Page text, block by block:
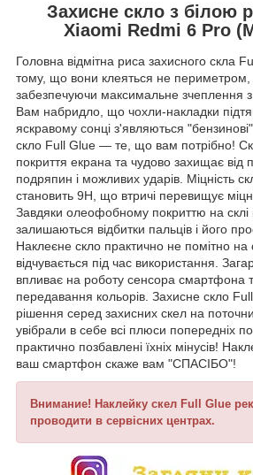
Захисне скло з білою
Xiaomi Redmi 6 Pro
Головна відмітна риса захисного скла
тому, що вони клеяться не периметром,
забезпечуючи максимальне зчеплення
Вам набридло, що чохли-накладки
яскравому сонці з'являються
скло Full Glue — те, що вам потрібно!
покриття екрана та чудово захищає від
подряпин і можливих ударів. Міцність
становить 9H, що втричі перевищує
Завдяки олеофобному покриттю на склі
залишаються відбитки пальців і його
Наклеєне скло практично не помітно
відчувається під час використання.
впливає на роботу сенсора смартфона
передавання кольорів. Захисне скло
рішення серед захисних скел на
увібрали в себе всі плюси попередніх
практично позбавлені їхніх мінусів!
ваш смартфон скаже вам "СПАСІБО"!
Внимание! Наклейку скел Full Glue
проводити в сервісних центрах.